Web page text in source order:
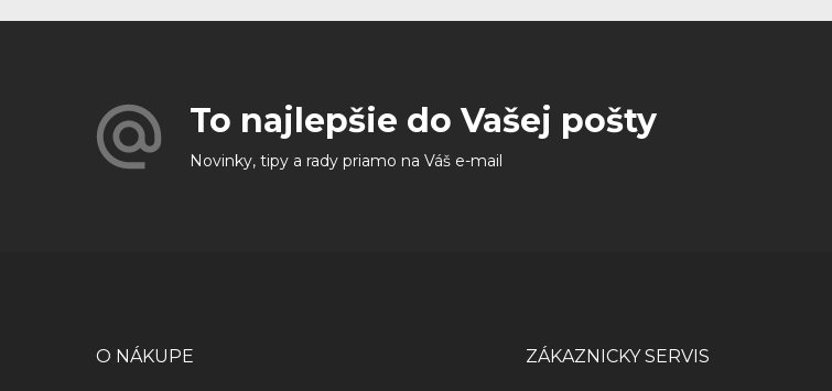
To najlepšie do Vašej pošty
Novinky, tipy a rady priamo na Váš e-mail
O NÁKUPE ZÁKAZNICKY SERVIS